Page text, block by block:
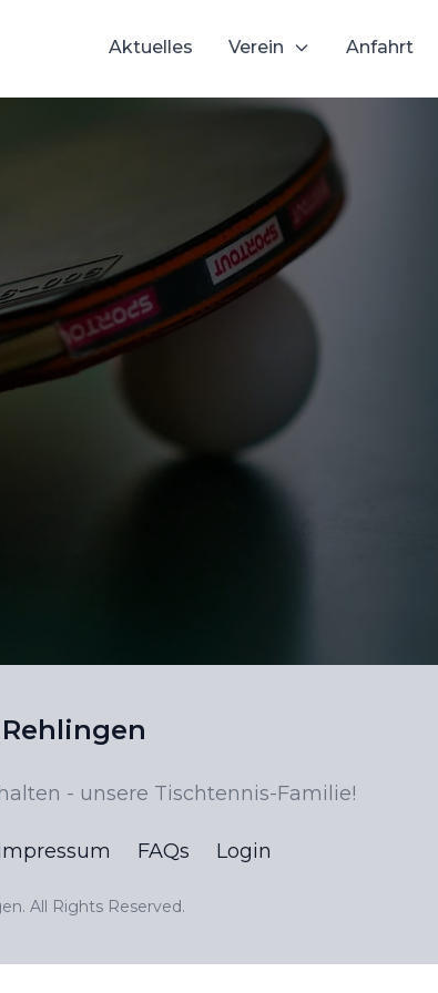
Aktuelles Verein Anfahrt
Rehlingen
- unsere Tischtennis-Familie!
FAQs Login
. All Rights Reserved.